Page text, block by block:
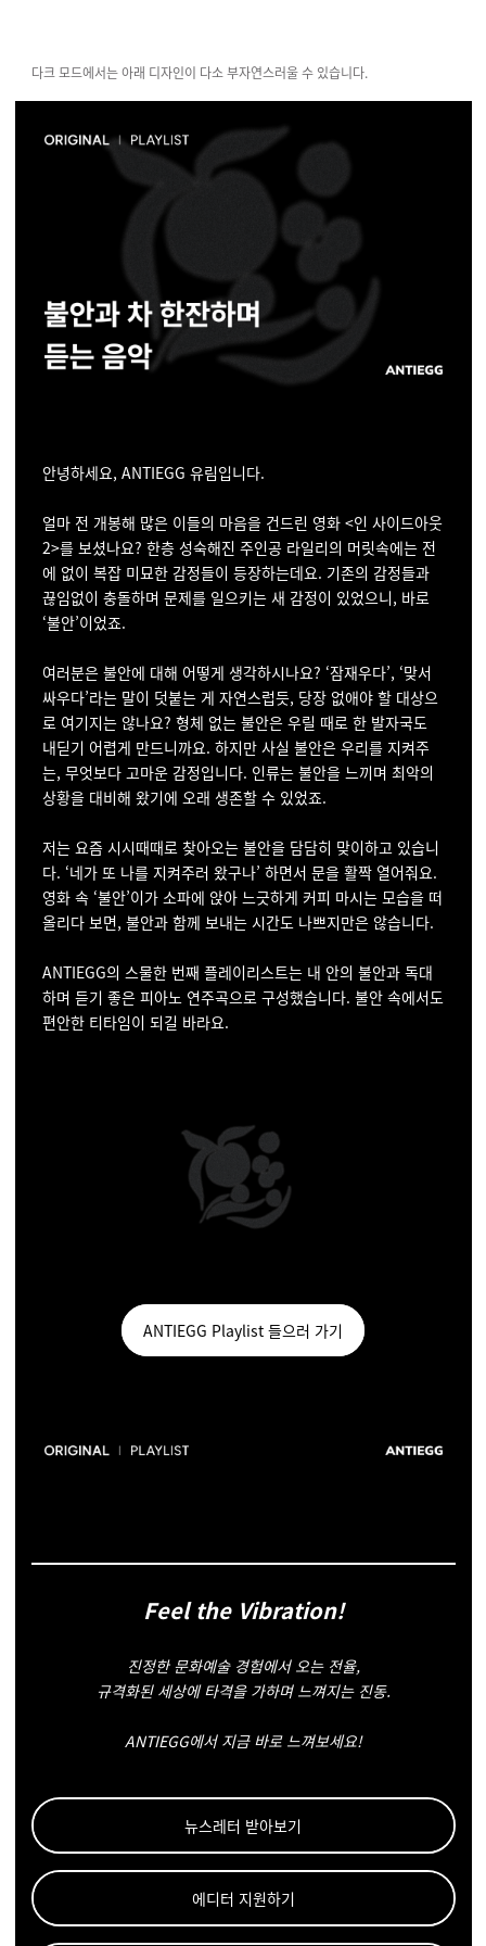
다크 모드에서는 아래 디자인이 다소 부자연스러울 수 있습니다.
안녕하세요, ANTIEGG 유림입니다.
얼마 전 개봉해 많은 이들의 마음을 건드린 영화 <인 사이드아웃
2>를 보셨나요? 한층 성숙해진 주인공 라일리의 머릿속에는 전
에 없이 복잡 미묘한 감정들이 등장하는데요. 기존의 감정들과
끊임없이 충돌하며 문제를 일으키는 새 감정이 있었으니, 바로
‘불안’이었죠.
여러분은 불안에 대해 어떻게 생각하시나요? ‘잠재우다’, ‘맞서
싸우다’라는 말이 덧붙는 게 자연스럽듯, 당장 없애야 할 대상으
로 여기지는 않나요? 형체 없는 불안은 우릴 때로 한 발자국도
내딛기 어렵게 만드니까요. 하지만 사실 불안은 우리를 지켜주
는, 무엇보다 고마운 감정입니다. 인류는 불안을 느끼며 최악의
상황을 대비해 왔기에 오래 생존할 수 있었죠.
저는 요즘 시시때때로 찾아오는 불안을 담담히 맞이하고 있습니
다. ‘네가 또 나를 지켜주러 왔구나’ 하면서 문을 활짝 열어줘요.
영화 속 ‘불안’이가 소파에 앉아 느긋하게 커피 마시는 모습을 떠
올리다 보면, 불안과 함께 보내는 시간도 나쁘지만은 않습니다.
ANTIEGG의 스물한 번째 플레이리스트는 내 안의 불안과 독대
하며 듣기 좋은 피아노 연주곡으로 구성했습니다. 불안 속에서도
편안한 티타임이 되길 바라요.
ANTIEGG Playlist 들으러 가기
Feel the Vibration!
진정한 문화예술 경험에서 오는 전율,
규격화된 세상에 타격을 가하며 느껴지는 진동.
ANTIEGG에서 지금 바로 느껴보세요!
뉴스레터 받아보기
에디터 지원하기